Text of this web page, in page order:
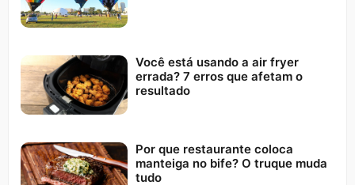
Você está usando a air fryer
errada? 7 erros que afetam o
resultado
Por que restaurante coloca
manteiga no bife? O truque muda
tudo